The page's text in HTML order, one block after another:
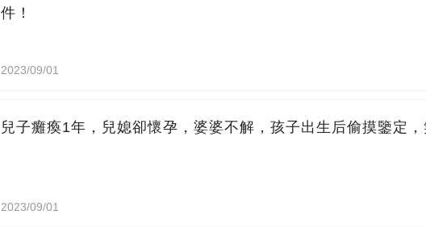
件！
2023/09/01
兒子癱瘓1年，兒媳卻懷孕，婆婆不解，孩子出生后偷摸鑒定，
2023/09/01